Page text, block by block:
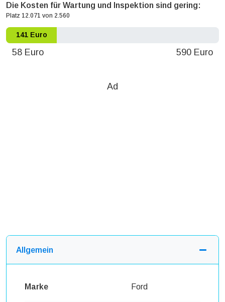
Die Kosten für Wartung und Inspektion sind gering:
Platz 12.071 von 2.560
141 Euro
58 Euro 590 Euro
Ad
Allgemein
Marke Ford